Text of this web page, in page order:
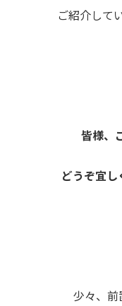
ご紹介して
皆様、
どうぞ宜
少々、